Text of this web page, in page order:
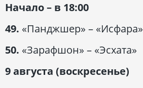
Начало – в 18:00
49. «Панджшер» – «Исфара»
50. «Зарафшон» – «Эсхата»
9 августа (воскресенье)